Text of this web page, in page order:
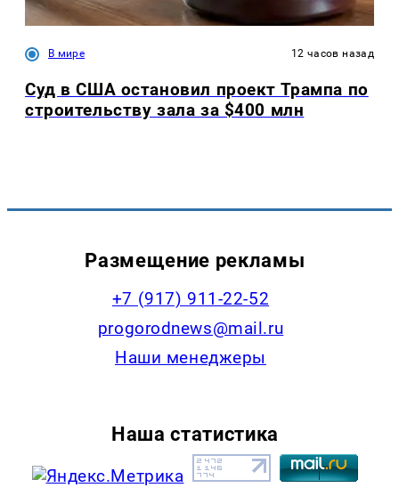
В мире 12 часов назад
Суд в США остановил проект Трампа по
строительству зала за $400 млн
Размещение рекламы
+7 (917) 911-22-52
progorodnews@mail.ru
Наши менеджеры
Наша статистика